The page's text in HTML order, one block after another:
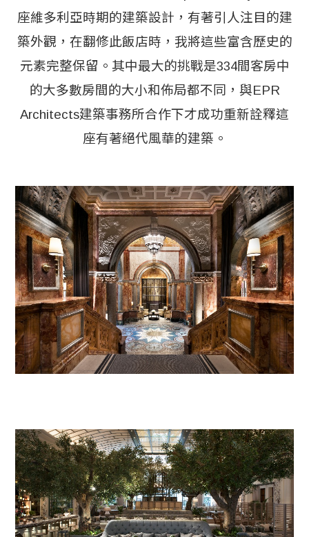
座維多利亞時期的建築設計，有著引人注目的建
築外觀，在翻修此飯店時，我將這些富含歷史的
元素完整保留。其中最大的挑戰是334間客房中
的大多數房間的大小和佈局都不同，與EPR
Architects建築事務所合作下才成功重新詮釋這
座有著絕代風華的建築。